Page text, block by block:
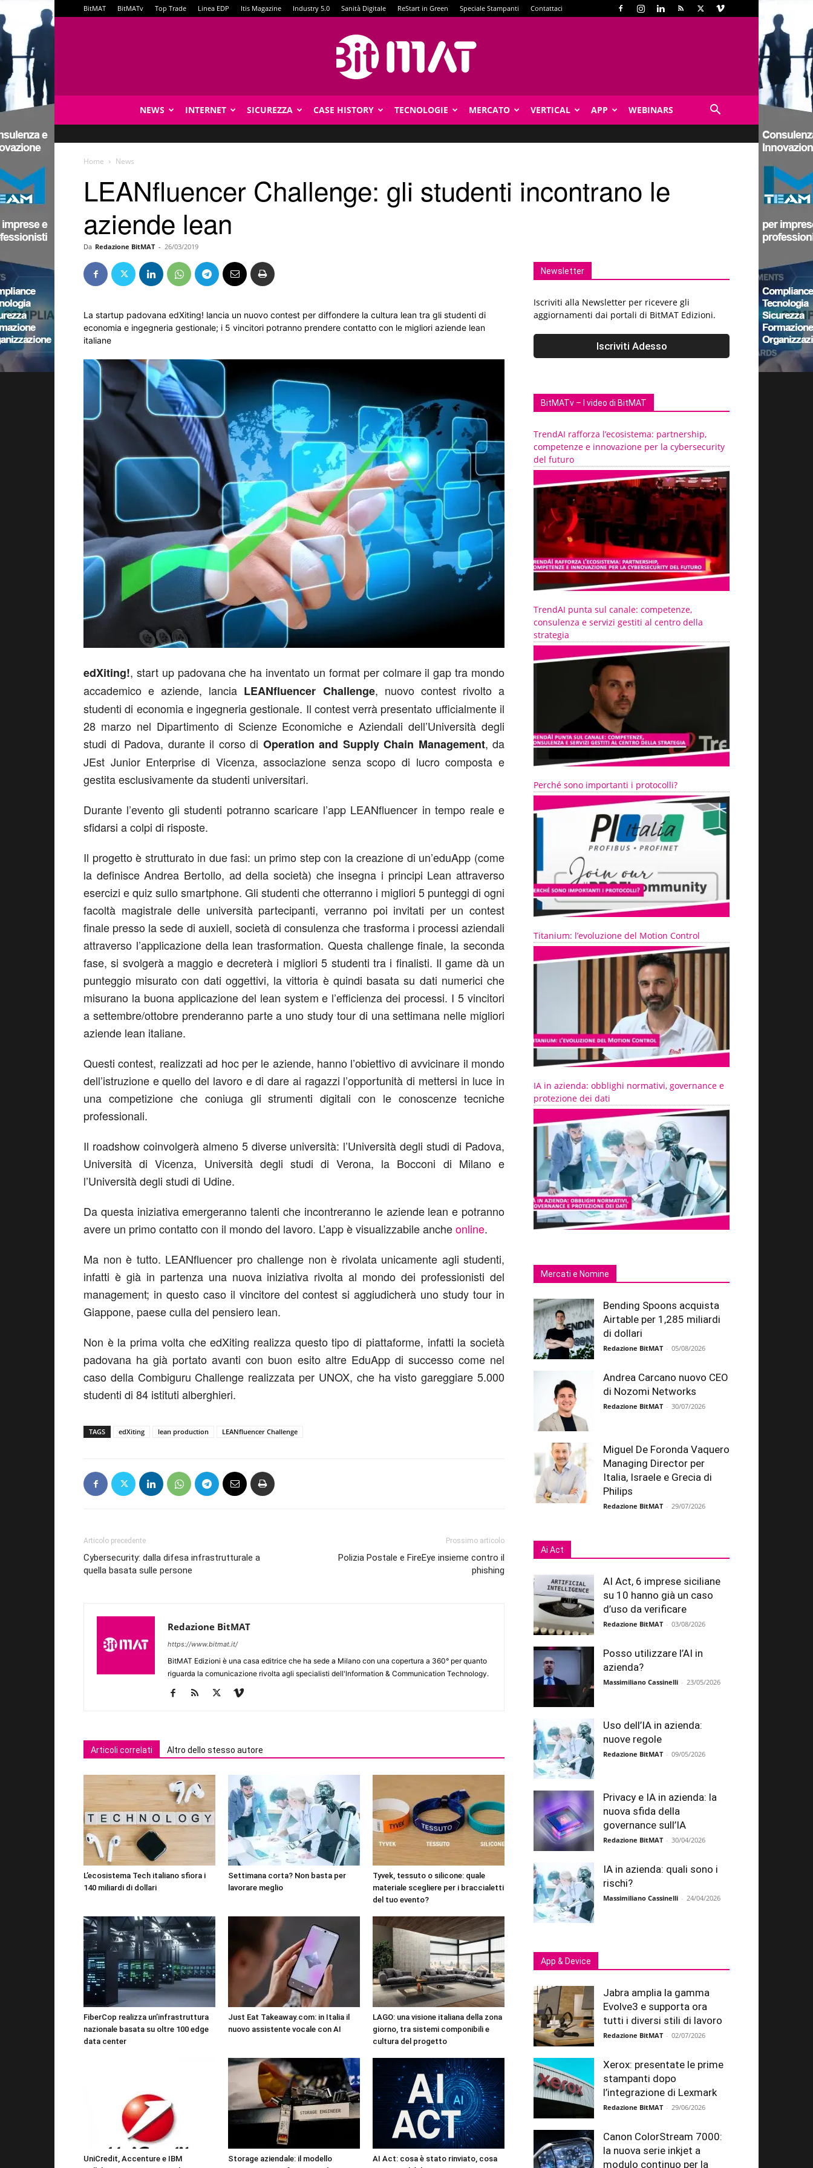
BitMAT BitMATv Top Trade Linea EDP Itis Magazine Industry 5.0 Sanità Digitale ReStart in Green Speciale Stampanti Contattaci
NEWS INTERNET SICUREZZA CASE HISTORY TECNOLOGIE MERCATO VERTICAL APP WEBINARS
Home News
LEANfluencer Challenge: gli studenti incontrano le
aziende lean
Da Redazione BitMAT - 26/03/2019
La startup padovana edXiting! lancia un nuovo contest per diffondere la cultura lean tra gli studenti di
economia e ingegneria gestionale; i 5 vincitori potranno prendere contatto con le migliori aziende lean
italiane
edXiting!, start up padovana che ha inventato un format per colmare il gap tra mondo
accademico e aziende, lancia LEANfluencer Challenge, nuovo contest rivolto a
studenti di economia e ingegneria gestionale. Il contest verrà presentato ufficialmente il
28 marzo nel Dipartimento di Scienze Economiche e Aziendali dell’Università degli
studi di Padova, durante il corso di Operation and Supply Chain Management, da
JEst Junior Enterprise di Vicenza, associazione senza scopo di lucro composta e
gestita esclusivamente da studenti universitari.
Durante l’evento gli studenti potranno scaricare l’app LEANfluencer in tempo reale e
sfidarsi a colpi di risposte.
Il progetto è strutturato in due fasi: un primo step con la creazione di un’eduApp (come
la definisce Andrea Bertollo, ad della società) che insegna i principi Lean attraverso
esercizi e quiz sullo smartphone. Gli studenti che otterranno i migliori 5 punteggi di ogni
facoltà magistrale delle università partecipanti, verranno poi invitati per un contest
finale presso la sede di auxiell, società di consulenza che trasforma i processi aziendali
attraverso l’applicazione della lean trasformation. Questa challenge finale, la seconda
fase, si svolgerà a maggio e decreterà i migliori 5 studenti tra i finalisti. Il game dà un
punteggio misurato con dati oggettivi, la vittoria è quindi basata su dati numerici che
misurano la buona applicazione del lean system e l’efficienza dei processi. I 5 vincitori
a settembre/ottobre prenderanno parte a uno study tour di una settimana nelle migliori
aziende lean italiane.
Questi contest, realizzati ad hoc per le aziende, hanno l’obiettivo di avvicinare il mondo
dell’istruzione e quello del lavoro e di dare ai ragazzi l’opportunità di mettersi in luce in
una competizione che coniuga gli strumenti digitali con le conoscenze tecniche
professionali.
Il roadshow coinvolgerà almeno 5 diverse università: l’Università degli studi di Padova,
Università di Vicenza, Università degli studi di Verona, la Bocconi di Milano e
l’Università degli studi di Udine.
Da questa iniziativa emergeranno talenti che incontreranno le aziende lean e potranno
avere un primo contatto con il mondo del lavoro. L’app è visualizzabile ancheonline.
Ma non è tutto. LEANfluencer pro challenge non è rivolata unicamente agli studenti,
infatti è già in partenza una nuova iniziativa rivolta al mondo dei professionisti del
management; in questo caso il vincitore del contest si aggiudicherà uno study tour in
Giappone, paese culla del pensiero lean.
Non è la prima volta che edXiting realizza questo tipo di piattaforme, infatti la società
padovana ha già portato avanti con buon esito altre EduApp di successo come nel
caso della Combiguru Challenge realizzata per UNOX, che ha visto gareggiare 5.000
studenti di 84 istituti alberghieri.
TAGS edXiting lean production LEANfluencer Challenge
Articolo precedente
Cybersecurity: dalla difesa infrastrutturale a
quella basata sulle persone
Prossimo articolo
Polizia Postale e FireEye insieme contro il
phishing
Redazione BitMAT
https://www.bitmat.it/
BitMAT Edizioni è una casa editrice che ha sede a Milano con una copertura a 360° per quanto
riguarda la comunicazione rivolta agli specialisti dell'lnformation & Communication Technology.
Articoli correlati Altro dello stesso autore
L’ecosistema Tech italiano sfiora i
140 miliardi di dollari
Settimana corta? Non basta per
lavorare meglio
Tyvek, tessuto o silicone: quale
materiale scegliere per i braccialetti
del tuo evento?
FiberCop realizza un’infrastruttura
nazionale basata su oltre 100 edge
data center
Just Eat Takeaway.com: in Italia il
nuovo assistente vocale con AI
LAGO: una visione italiana della zona
giorno, tra sistemi componibili e
cultura del progetto
UniCredit, Accenture e IBM
Storage aziendale: il modello
AI Act: cosa è stato rinviato, cosa
Newsletter
Iscriviti alla Newsletter per ricevere gli
aggiornamenti dai portali di BitMAT Edizioni.
BitMATv – I video di BitMAT
TrendAI rafforza l’ecosistema: partnership,
competenze e innovazione per la cybersecurity
del futuro
TrendAI punta sul canale: competenze,
consulenza e servizi gestiti al centro della
strategia
Perché sono importanti i protocolli?
Titanium: l’evoluzione del Motion Control
IA in azienda: obblighi normativi, governance e
protezione dei dati
Mercati e Nomine
Bending Spoons acquista
Airtable per 1,285 miliardi
di dollari
Redazione BitMAT - 05/08/2026
Andrea Carcano nuovo CEO
di Nozomi Networks
Redazione BitMAT - 30/07/2026
Miguel De Foronda Vaquero
Managing Director per
Italia, Israele e Grecia di
Philips
Redazione BitMAT - 29/07/2026
Ai Act
AI Act, 6 imprese siciliane
su 10 hanno già un caso
d’uso da verificare
Redazione BitMAT - 03/08/2026
Posso utilizzare l’AI in
azienda?
Massimiliano Cassinelli - 23/05/2026
Uso dell’IA in azienda:
nuove regole
Redazione BitMAT - 09/05/2026
Privacy e IA in azienda: la
nuova sfida della
governance sull’IA
Redazione BitMAT - 30/04/2026
IA in azienda: quali sono i
rischi?
Massimiliano Cassinelli - 24/04/2026
App & Device
Jabra amplia la gamma
Evolve3 e supporta ora
tutti i diversi stili di lavoro
Redazione BitMAT - 02/07/2026
Xerox: presentate le prime
stampanti dopo
l’integrazione di Lexmark
Redazione BitMAT - 29/06/2026
Canon ColorStream 7000:
la nuova serie inkjet a
modulo continuo per la